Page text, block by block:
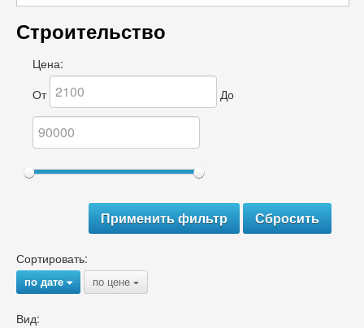
Строительство
Цена:
От
До
Сортировать:
по дате{ по цене {
Вид: